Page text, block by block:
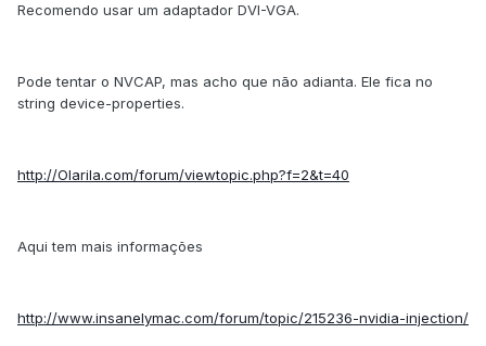
Recomendo usar um adaptador DVI-VGA.
Pode tentar o NVCAP, mas acho que não adianta. Ele fica no
string device-properties.
http://Olarila.com/forum/viewtopic.php?f=2&t=40
Aqui tem mais informações
http://www.insanelymac.com/forum/topic/215236-nvidia-injection/